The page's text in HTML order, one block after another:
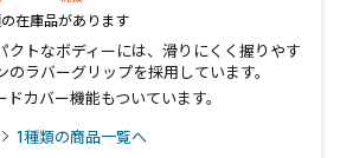
在庫品があります
クトなボディーには、滑りにくく握りやす
ラバーグリップを採用しています。
カバー機能もついています。
1種類の商品一覧へ